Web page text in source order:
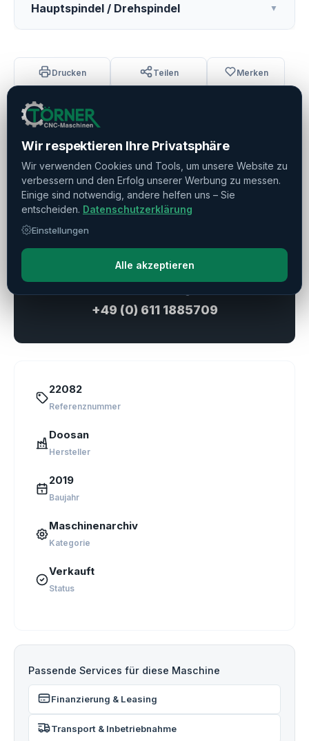
Hauptspindel / Drehspindel ▼
Drucken Teilen Merken
Verkauft
Haben Sie weitere Fragen?
Kontaktieren Sie uns!
Frage stellen
+49 (0) 611 1885709
22082
Referenznummer
Doosan
Hersteller
2019
Baujahr
Maschinenarchiv
Kategorie
Verkauft
Status
Passende Services für diese Maschine
Finanzierung & Leasing
Transport & Inbetriebnahme
Wir respektieren Ihre Privatsphäre
Wir verwenden Cookies und Tools, um unsere Website zu
verbessern und den Erfolg unserer Werbung zu messen.
Einige sind notwendig, andere helfen uns – Sie
entscheiden. Datenschutzerklärung
Einstellungen
Alle akzeptieren